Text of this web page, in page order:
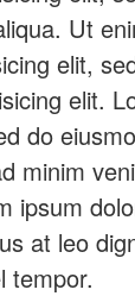
Ut
elit,
elit.
do
minim
ipsum
at leo
tempor.